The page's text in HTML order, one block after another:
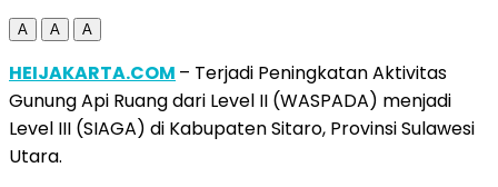
A A A
HEIJAKARTA.COM – Terjadi Peningkatan Aktivitas
Gunung Api Ruang dari Level II (WASPADA) menjadi
Level III (SIAGA) di Kabupaten Sitaro, Provinsi Sulawesi
Utara.